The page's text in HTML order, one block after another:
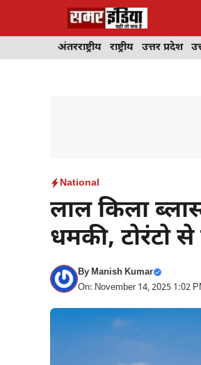
अंतरराष्ट्रीय राष्ट्रीय उत्तर प्रदेश
National
लाल किला
धमकी, टोरंटो
ByManish Kumar
On: November 14, 2025 1:02